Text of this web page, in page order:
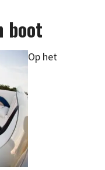
boot
Op het